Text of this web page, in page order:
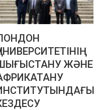
ЖӘНЕ